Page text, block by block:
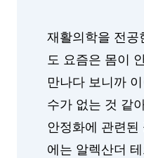
재활의학을 전공
도 요즘은 몸이
만나다 보니까
수가 없는 것 같
안정화에 관련된
에는 알렉산더